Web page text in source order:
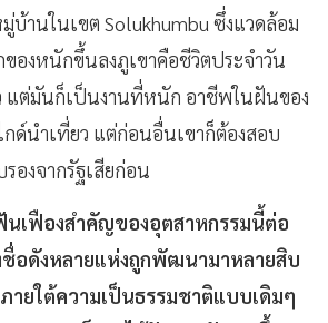
บ้านในเขต Solukhumbu ซึ่งแวดล้อม
ของหนักขึ้นลงภูเขาคือชีวิตประจำวัน
แต่มันก็เป็นงานที่หนัก อาชีพในฝันของ
ด์นำเที่ยว แต่ก่อนอื่นเขาก็ต้องสอบ
องจากรัฐเสียก่อน
นเฟืองสำคัญของอุตสาหกรรมนี้ต่อ
ชื่อดังหลายแห่งถูกพัฒนามาหลายสิบ
ายใต้ความเป็นธรรมชาติแบบเดิมๆ